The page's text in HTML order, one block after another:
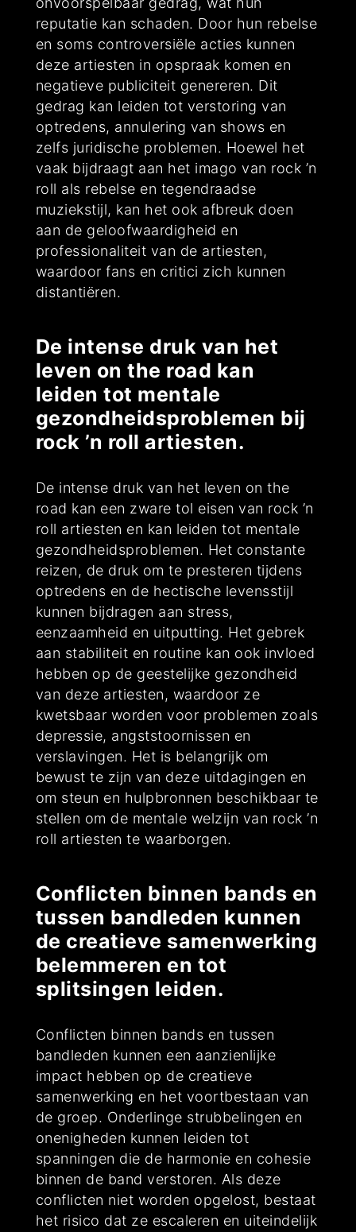
reputatie kan schaden. Door hun rebelse
en soms controversiële acties kunnen
deze artiesten in opspraak komen en
negatieve publiciteit genereren. Dit
gedrag kan leiden tot verstoring van
optredens, annulering van shows en
zelfs juridische problemen. Hoewel het
vaak bijdraagt aan het imago van rock ’n
roll als rebelse en tegendraadse
muziekstijl, kan het ook afbreuk doen
aan de geloofwaardigheid en
professionaliteit van de artiesten,
waardoor fans en critici zich kunnen
distantiëren.
De intense druk van het
leven on the road kan
leiden tot mentale
gezondheidsproblemen bij
rock ’n roll artiesten.
De intense druk van het leven on the
road kan een zware tol eisen van rock ’n
roll artiesten en kan leiden tot mentale
gezondheidsproblemen. Het constante
reizen, de druk om te presteren tijdens
optredens en de hectische levensstijl
kunnen bijdragen aan stress,
eenzaamheid en uitputting. Het gebrek
aan stabiliteit en routine kan ook invloed
hebben op de geestelijke gezondheid
van deze artiesten, waardoor ze
kwetsbaar worden voor problemen zoals
depressie, angststoornissen en
verslavingen. Het is belangrijk om
bewust te zijn van deze uitdagingen en
om steun en hulpbronnen beschikbaar te
stellen om de mentale welzijn van rock ’n
roll artiesten te waarborgen.
Conflicten binnen bands en
tussen bandleden kunnen
de creatieve samenwerking
belemmeren en tot
splitsingen leiden.
Conflicten binnen bands en tussen
bandleden kunnen een aanzienlijke
impact hebben op de creatieve
samenwerking en het voortbestaan van
de groep. Onderlinge strubbelingen en
onenigheden kunnen leiden tot
spanningen die de harmonie en cohesie
binnen de band verstoren. Als deze
conflicten niet worden opgelost, bestaat
het risico dat ze escaleren en uiteindelijk